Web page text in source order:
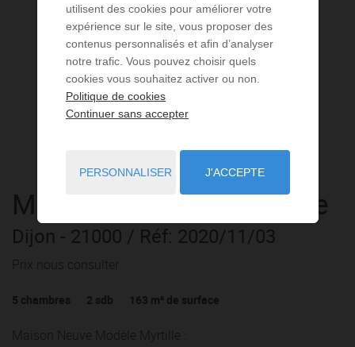
Maison 7 piècesà vendre
Dijon - 21000 / Réf: 2020/11/03
Prix nous consulter
5 chambres 2 sdb 163 m² de surface
Maison Neuve Modèle Myrtille :
utilisent des cookies pour améliorer votre
expérience sur le site, vous proposer des
contenus personnalisés et afin d’analyser
notre trafic. Vous pouvez choisir quels
cookies vous souhaitez activer ou non.
Politique de cookies
Continuer sans accepter
PERSONNALISER J'ACCEPTE